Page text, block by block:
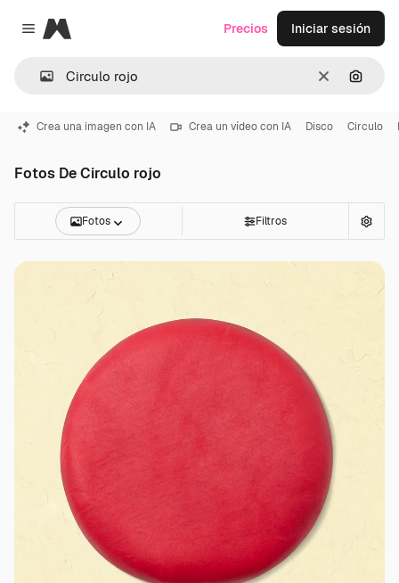
Close menu
Magnific
Borrar
Precios Iniciar sesión
Crea una imagen con IA Crea un vídeo con IA Disco Circulo
Fotos De Circulo rojo
Fotos Filtros